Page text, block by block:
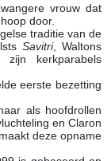
vrouw dat
door.
traditie van de
Savitri, Waltons
kerkparabels
eerste bezetting
als hoofdrollen
en Claron
deze opname